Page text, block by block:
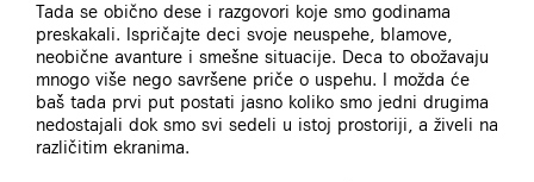
Tada se obično dese i razgovori koje smo godinama
preskakali. Ispričajte deci svoje neuspehe, blamove,
neobične avanture i smešne situacije. Deca to obožavaju
mnogo više nego savršene priče o uspehu. I možda će
baš tada prvi put postati jasno koliko smo jedni drugima
nedostajali dok smo svi sedeli u istoj prostoriji, a živeli na
različitim ekranima.